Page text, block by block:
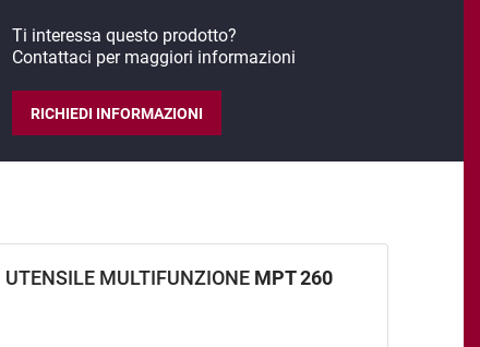
Ti interessa questo prodotto?
Contattaci per maggiori informazioni
RICHIEDI INFORMAZIONI
UTENSILE MULTIFUNZIONE MPT 260